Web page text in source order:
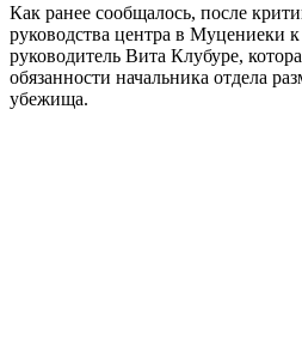
Как ранее сообщалось, после
руководства центра в Муцениеки
руководитель Вита Клубуре,
обязанности начальника отдела
убежища.